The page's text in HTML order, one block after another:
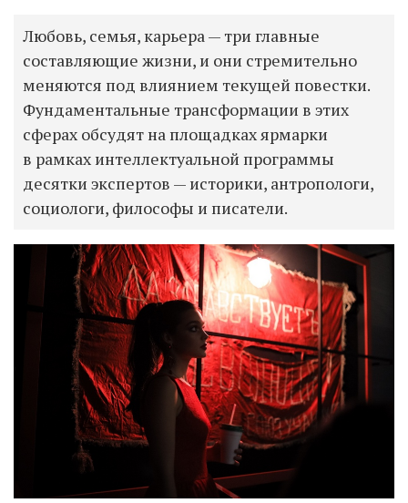
Любовь, семья, карьера — три главные
составляющие жизни, и они стремительно
меняются под влиянием текущей повестки.
Фундаментальные трансформации в этих
сферах обсудят на площадках ярмарки
в рамках интеллектуальной программы
десятки экспертов — историки, антропологи,
социологи, философы и писатели.